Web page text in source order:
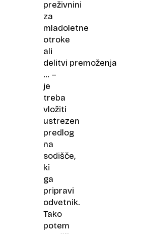
preživnini
za
mladoletne
otroke
ali
delitvi premoženja
… –
je
treba
vložiti
ustrezen
predlog
na
sodišče,
ki
ga
pripravi
odvetnik.
Tako
potem